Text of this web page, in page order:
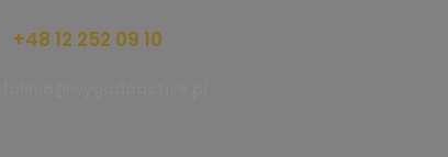
+48 12 252 09 10